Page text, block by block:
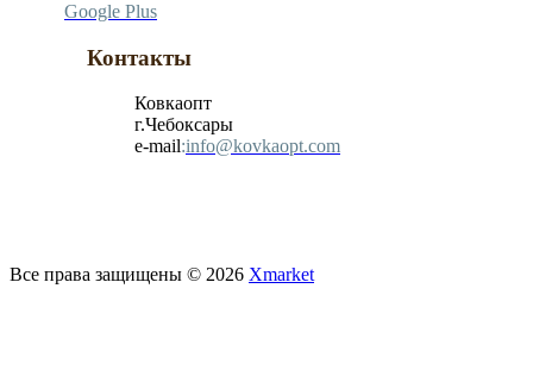
Google Plus
Контакты
Ковкаопт
г.Чебоксары
e-mail:info@kovkaopt.com
Все права защищены © 2026 Xmarket